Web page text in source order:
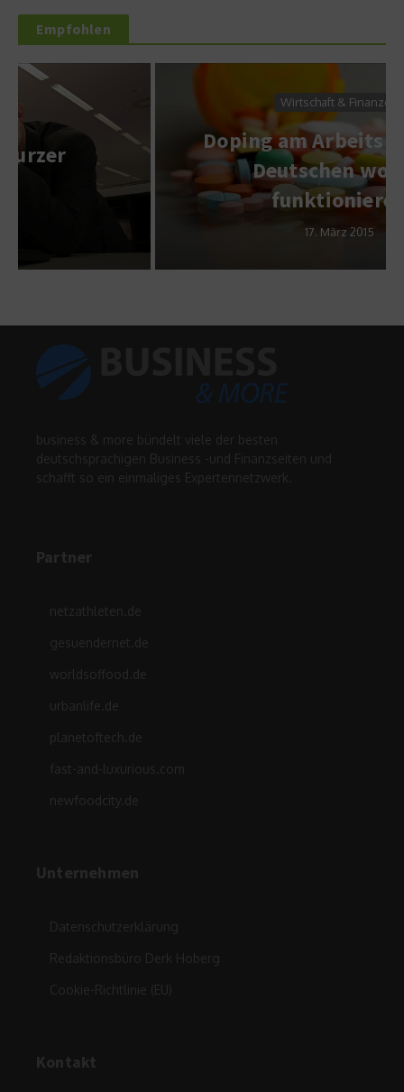
Empfohlen
Doping am Arbeitsplatz: Die
Deutschen wollen
funktionieren
business & more bündelt viele der besten
deutschsprachigen Business -und Finanzseiten und
schafft so ein einmaliges Expertennetzwerk.
Partner
netzathleten.de
gesuendernet.de
worldsoffood.de
urbanlife.de
planetoftech.de
fast-and-luxurious.com
newfoodcity.de
Unternehmen
Datenschutzerklärung
Redaktionsbüro Derk Hoberg
Cookie-Richtlinie (EU)
Kontakt